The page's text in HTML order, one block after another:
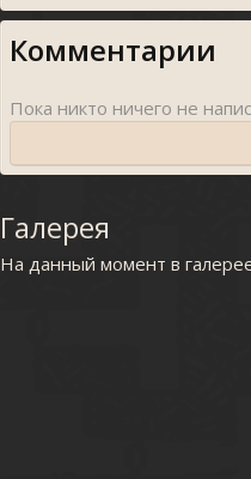
Комментарии
Галерея
На данный момент в